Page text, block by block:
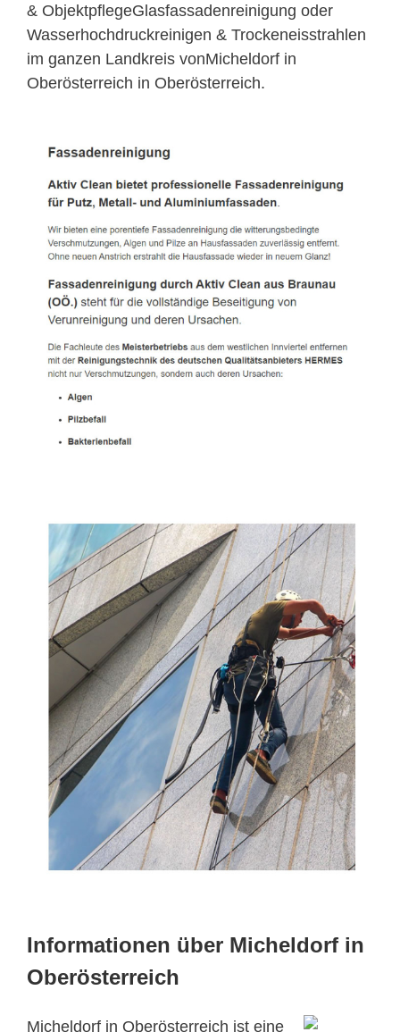
& ObjektpflegeGlasfassadenreinigung oder
Wasserhochdruckreinigen & Trockeneisstrahlen
im ganzen Landkreis vonMicheldorf in
Oberösterreich in Oberösterreich.
Informationen über Micheldorf in
Oberösterreich
Micheldorf in Oberösterreich ist eine